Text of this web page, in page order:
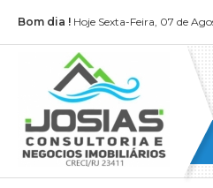
Bom dia ! Hoje Sexta-Feira, 07 de